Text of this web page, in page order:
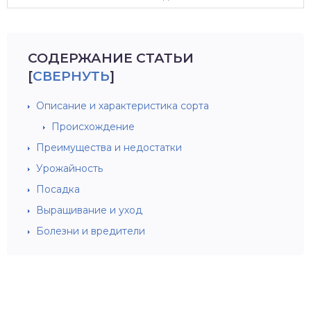
СОДЕРЖАНИЕ СТАТЬИ
[СВЕРНУТЬ]
Описание и характеристика сорта
Происхождение
Преимущества и недостатки
Урожайность
Посадка
Выращивание и уход
Болезни и вредители